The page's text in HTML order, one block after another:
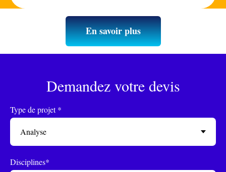
En savoir plus
Demandez votre devis
Type de projet *
Disciplines*